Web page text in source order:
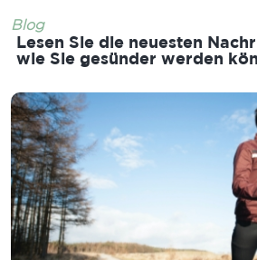
Blog
Lesen Sie die neuesten
wie Sie gesünder werden